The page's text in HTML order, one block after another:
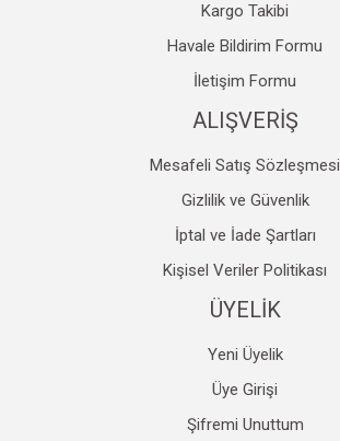
Gönder
Kargo Takibi
Havale Bildirim Formu
İletişim Formu
ALIŞVERİŞ
Mesafeli Satış Sözleşmesi
Gizlilik ve Güvenlik
İptal ve İade Şartları
Kişisel Veriler Politikası
ÜYELİK
Yeni Üyelik
Üye Girişi
Şifremi Unuttum